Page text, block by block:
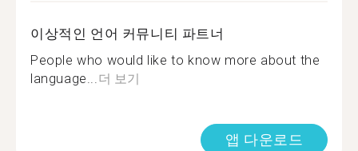
이상적인 언어 커뮤니티 파트너
People who would like to know more about the
language...더 보기
앱 다운로드